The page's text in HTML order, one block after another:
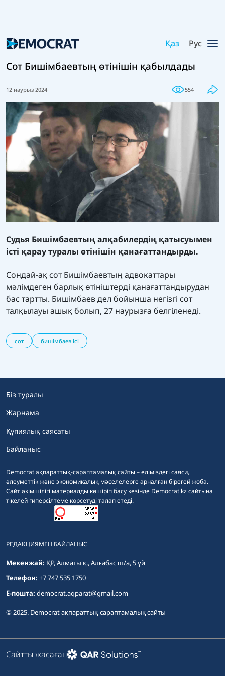
Қаз Рус
Сот Бишімбаевтың өтінішін қабылдады
12 наурыз 2024 554
Судья Бишімбаевтың алқабилердің қатысуымен
істі қарау туралы өтінішін қанағаттандырды.
Сондай-ақ сот Бишімбаевтың адвокаттары
мәлімдеген барлық өтініштерді қанағаттандырудан
бас тартты. Бишімбаев дел бойынша негізгі сот
талқылауы ашық болып, 27 наурызға белгіленеді.
сот бишімбаев ісі
Democrat ақпараттық-сараптамалық сайты – еліміздегі саяси,
әлеуметтік және экономикалық мәселелерге арналған бірегей жоба.
Сайт әкімшілігі материалды көшіріп басу кезінде Democrat.kz сайтына
тікелей гиперсілтеме көрсетуді талап етеді.
Біз туралы
Жарнама
Құпиялық саясаты
Байланыс
РЕДАКЦИЯМЕН БАЙЛАНЫС
Мекенжай: ҚР, Алматы қ., Алғабас ш/а, 5 үй
Телефон: +7 747 535 1750
E-пошта: democrat.aqparat@gmail.com
© 2025. Democrat ақпараттық-сараптамалық сайты
Сайтты жасаған